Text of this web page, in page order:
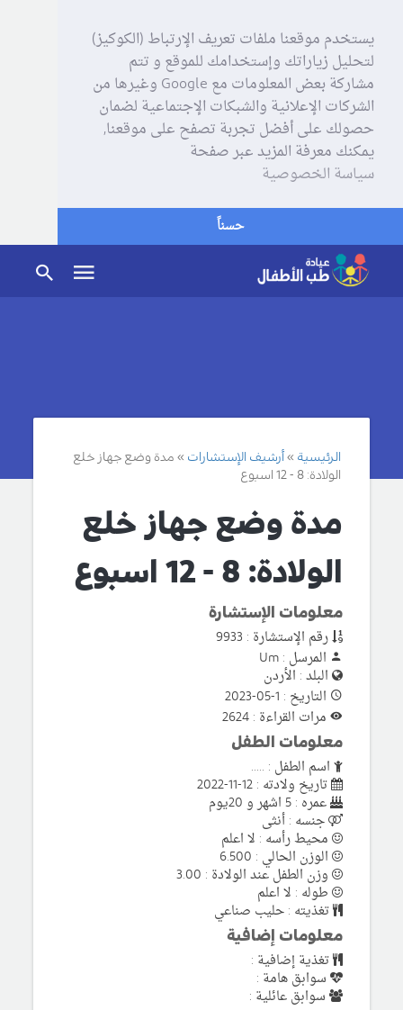
يستخدم موقعنا ملفات تعريف الإرتباط (الكوكيز)
لتحليل زياراتك وإستخدامك للموقع و تتم
مشاركة بعض المعلومات مع Google وغيرها من
الشركات الإعلانية والشبكات الإجتماعية لضمان
حصولك على أفضل تجربة تصفح على موقعنا,
يمكنك معرفة المزيد عبر صفحة
سياسة الخصوصية
حسناً
الرئيسية أرشيف الإستشارات
مدة وضع جهاز خلع
الولادة: 8 - 12 اسبوع
مدة وضع جهاز خلع
الولادة: 8 - 12 اسبوع
معلومات الإستشارة
رقم الإستشارة : 9933
المرسل : Um
البلد : الأردن
التاريخ : 1-05-2023
مرات القراءة : 2624
معلومات الطفل
اسم الطفل : .....
تاريخ ولادته : 12-11-2022
عمره : 5 اشهر و 20يوم
جنسه : أنثى
محيط رأسه : لا اعلم
الوزن الحالي : 6.500
وزن الطفل عند الولادة : 3.00
طوله : لا اعلم
تغذيته : حليب صناعي
معلومات إضافية
تغذية إضافية :
سوابق هامة :
سوابق عائلية :